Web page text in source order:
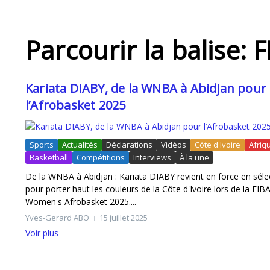
Les JCA Kings en mission à Rabat pour BAL
Parcourir la balise:
Kariata DIABY, de la WNBA à Abidjan pour
l’Afrobasket 2025
Sports Actualités Déclarations Vidéos Côte d'Ivoire
Basketball
Compétitions Interviews À la une
De la WNBA à Abidjan : Kariata DIABY revient en force en
pour porter haut les couleurs de la Côte d'Ivoire lors de la FIBA
Women's Afrobasket 2025....
Yves-Gerard ABO 15 juillet 2025
Voir plus